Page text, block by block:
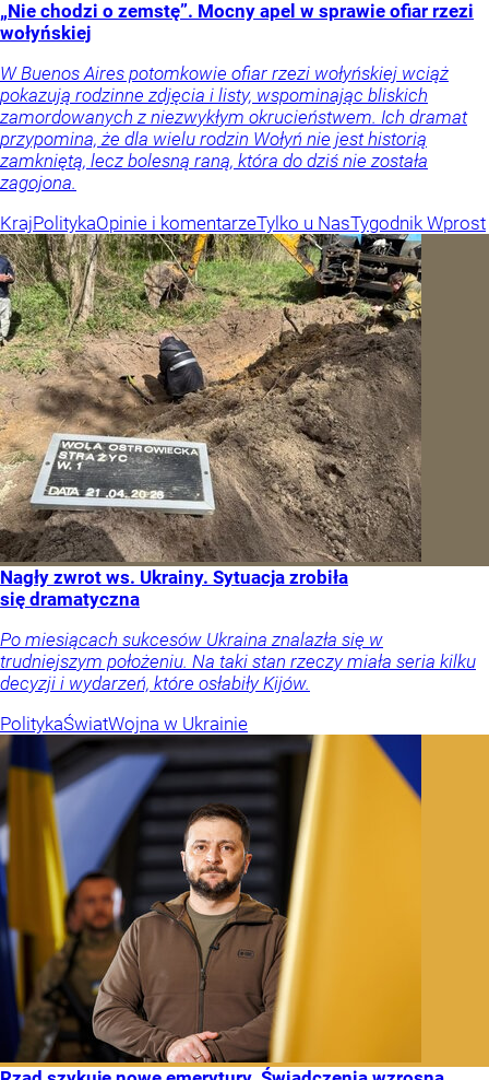
„Nie chodzi o zemstę”. Mocny apel w sprawie ofiar rzezi
wołyńskiej
W Buenos Aires potomkowie ofiar rzezi wołyńskiej wciąż
pokazują rodzinne zdjęcia i listy, wspominając bliskich
zamordowanych z niezwykłym okrucieństwem. Ich dramat
przypomina, że dla wielu rodzin Wołyń nie jest historią
zamkniętą, lecz bolesną raną, która do dziś nie została
zagojona.
KrajPolitykaOpinie i komentarzeTylko u NasTygodnik Wprost
Nagły zwrot ws. Ukrainy. Sytuacja zrobiła
się dramatyczna
Po miesiącach sukcesów Ukraina znalazła się w
trudniejszym położeniu. Na taki stan rzeczy miała seria kilku
decyzji i wydarzeń, które osłabiły Kijów.
PolitykaŚwiatWojna w Ukrainie